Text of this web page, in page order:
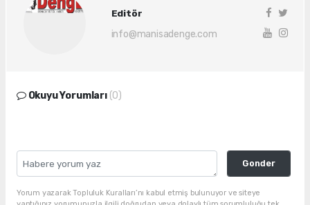
Editör
info@manisadenge.com
Okuyu Yorumları (0)
Gonder
Yorum yazarak Topluluk Kuralları’nı kabul etmiş bulunuyor ve siteye